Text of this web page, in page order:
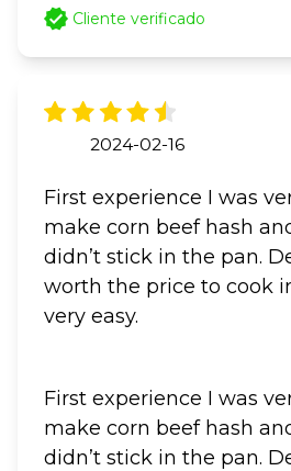
Cliente verificado
2024-02-16
First experience I was
make corn beef hash
didn’t stick in the pan.
worth the price to cook
very easy.
First experience I was
make corn beef hash
didn’t stick in the pan.